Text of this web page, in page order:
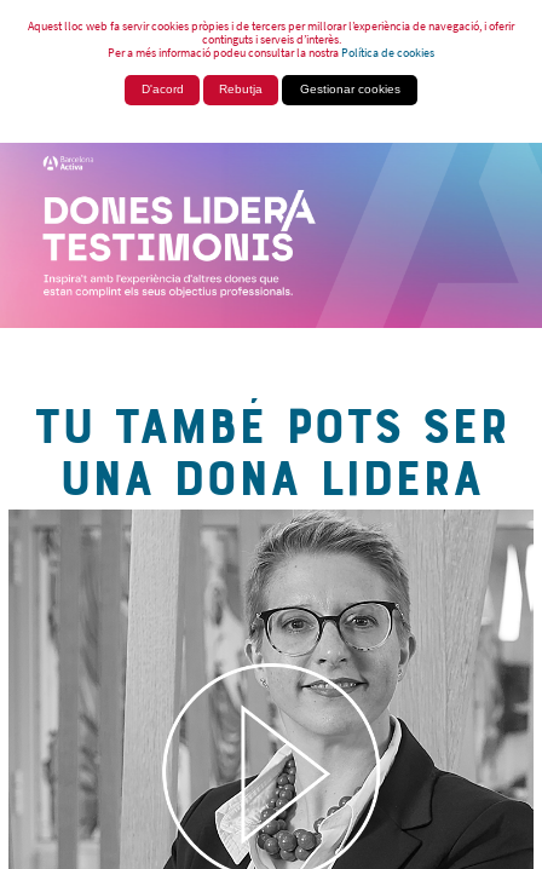
Aquest lloc web fa servir cookies pròpies i de tercers per millorar l’experiència de navegació, i oferir
continguts i serveis d’interès.
Per a més informació podeu consultar la nostraPolítica de cookies
D'acord Rebutja Gestionar cookies
TU TAMBÉ POTS SER
UNA DONA LIDERA